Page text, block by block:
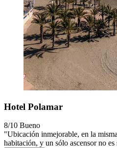
Hotel Polamar
8/10 Bueno
"Ubicación inmejorable, en la
habitación, y un sólo ascensor no